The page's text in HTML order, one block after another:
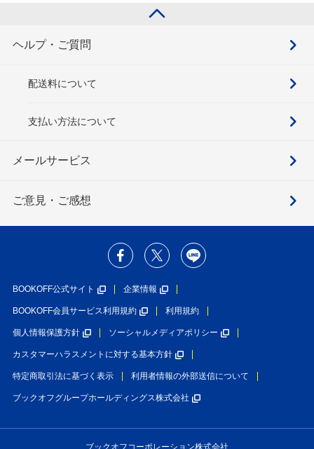
ヘルプ・ご質問
配送料について
支払い方法について
メールサービス
ご意見・ご感想
BOOKOFF公式サイト 企業情報
BOOKOFF会員サービス利用規約 利用規約
個人情報保護方針 ソーシャルメディアポリシー
カスタマーハラスメントに対する基本方針
特定商取引法に基づく表示 利用者情報の外部送信について
ブックオフグループホールディングス株式会社
ブックオフコーポレーション株式会社